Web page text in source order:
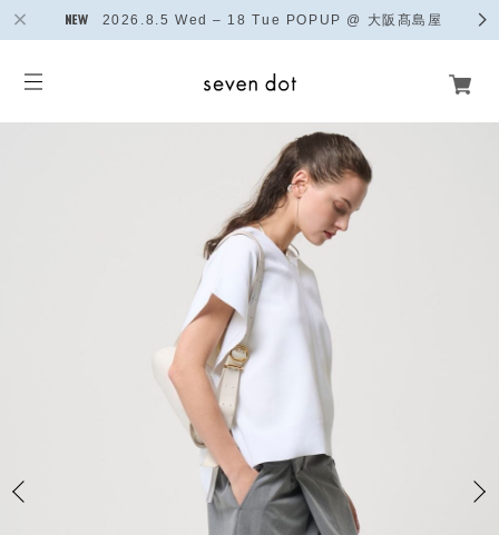
2026.8.5 Wed – 18 Tue POPUP @ 大阪髙島屋